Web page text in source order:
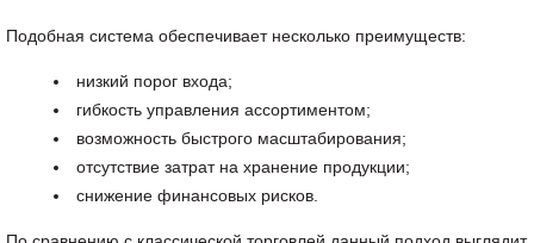
Подобная система обеспечивает несколько преимуществ:
низкий порог входа;
гибкость управления ассортиментом;
возможность быстрого масштабирования;
отсутствие затрат на хранение продукции;
снижение финансовых рисков.